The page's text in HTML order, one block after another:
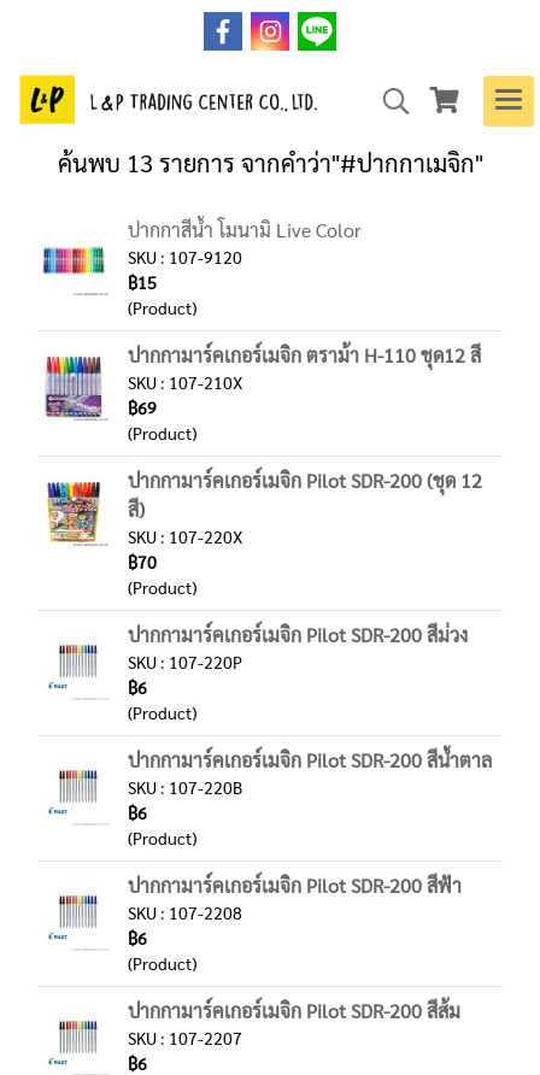
ค้นพบ 13 รายการ จากคำว่า"#ปากกาเมจิก"
ปากกาสีน้ำ โมนามิ Live Color
SKU : 107-9120
฿15
(Product)
ปากกามาร์คเกอร์เมจิก ตราม้า H-110 ชุด12 สี
SKU : 107-210X
฿69
(Product)
ปากกามาร์คเกอร์เมจิก Pilot SDR-200 (ชุด 12
สี)
SKU : 107-220X
฿70
(Product)
ปากกามาร์คเกอร์เมจิก Pilot SDR-200 สีม่วง
SKU : 107-220P
฿6
(Product)
ปากกามาร์คเกอร์เมจิก Pilot SDR-200 สีน้ำตาล
SKU : 107-220B
฿6
(Product)
ปากกามาร์คเกอร์เมจิก Pilot SDR-200 สีฟ้า
SKU : 107-2208
฿6
(Product)
ปากกามาร์คเกอร์เมจิก Pilot SDR-200 สีส้ม
SKU : 107-2207
฿6